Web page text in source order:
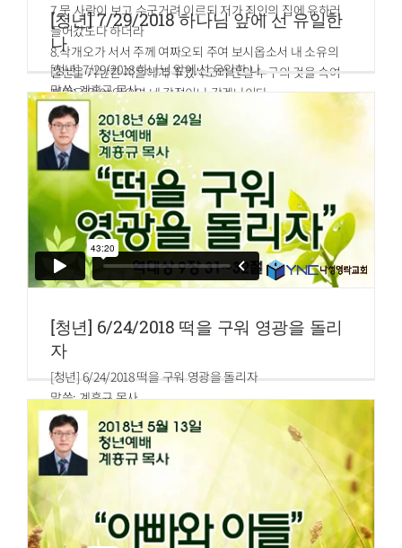
7.뭇 사람이 보고 수군거려 이르되 저가 죄인의 집에 유하러
들어갔도다 하더라
8.삭개오가 서서 주께 여짜오되 주여 보시옵소서 내 소유의
절반을 가난한 자들에게 주겠사오며 만일 누구의 것을 속여
빼앗은 일이 있으면 네 갑절이나 갚겠나이다
9.예수께서 이르시되 오늘 구원이 이 집에 이르렀으니 이 사
람도 아브라함의 자손임이로다
10.인자가 온 것은 잃어버린 자를 찾아 구원하려 함이니라
[청년] 7/29/2018 하나님 앞에 선 유일한
나
[청년] 7/29/2018 하나님 앞에 선 유일한 나
말씀: 계흥규 목사
시편 139편 1~4절
1.여호와여 주께서 나를 살펴 보셨으므로 나를 아시나이다
2.주께서 내가 앉고 일어섬을 아시고 멀리서도 나의 생각을
밝히 아시오며
3.나의 모든 길과 내가 눕는 것을 살펴 보셨으므로 나의 모든
행위를 익히 아시오니
4.여호와여 내 혀의 말을 알지 못하시는 것이 하나도 없으시
니이다
[청년] 6/24/2018 떡을 구워 영광을 돌리
자
[청년] 6/24/2018 떡을 구워 영광을 돌리자
말씀: 계흥규 목사
역대상 9장 31~32절
31.고라 자손 살룸의 맏아들 맛디댜라 하는 레위 사람은 전병
을 굽는 일을 맡았으며
32.또 그의 형제 그핫 자손 중에 어떤 자는 진설하는 떡을 맡
아 안식일마다 준비하였더라